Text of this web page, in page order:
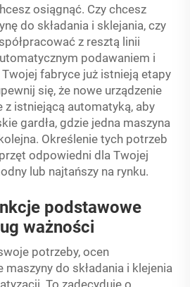
osiągnąć. Czy chcesz
do składania i sklejania, czy
z resztą linii
podawaniem i
Twojej fabryce już istnieją etapy
się, że nowe urządzenie
z istniejącą automatyką, aby
gardła, gdzie jedna maszyna
Określenie tych potrzeb
odpowiedni dla Twojej
lub najtańszy na rynku.
podstawowe
ważności
potrzeby, ocen
do składania i klejenia